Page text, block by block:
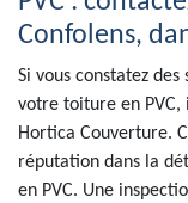
Confolens,
Si vous constatez
votre toiture en PVC,
Hortica Couverture.
réputation dans la
en PVC. Une